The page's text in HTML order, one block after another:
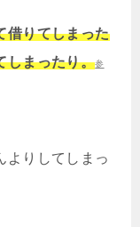
借りてしまった
しまったり。参
よりしてしまっ